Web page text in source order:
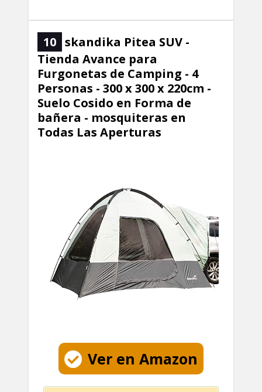
10 skandika Pitea SUV -
Tienda Avance para
Furgonetas de Camping - 4
Personas - 300 x 300 x 220cm -
Suelo Cosido en Forma de
bañera - mosquiteras en
Todas Las Aperturas
Ver en Amazon